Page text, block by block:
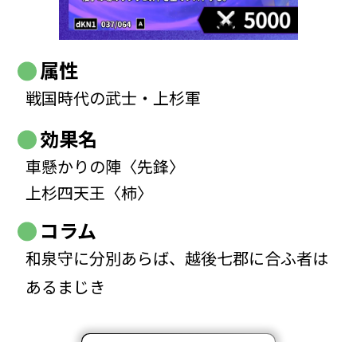
属性
戦国時代の武士・上杉軍
効果名
車懸かりの陣〈先鋒〉
上杉四天王〈柿〉
コラム
和泉守に分別あらば、越後七郡に合ふ者は
あるまじき